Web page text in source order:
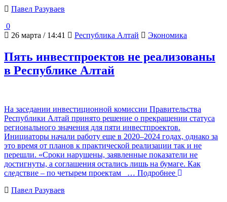
Павел Разуваев
0
26 марта / 14:41
Республика Алтай Экономика
Пять инвестпроектов не реализованы
в Республике Алтай
На заседании инвестиционной комиссии Правительства
Республики Алтай принято решение о прекращении статуса
регионального значения для пяти инвестпроектов.
Инициаторы начали работу еще в 2020–2024 годах, однако за
это время от планов к практической реализации так и не
перешли. «Сроки нарушены, заявленные показатели не
достигнуты, а соглашения остались лишь на бумаге. Как
следствие – по четырем проектам
… Подробнее
Павел Разуваев